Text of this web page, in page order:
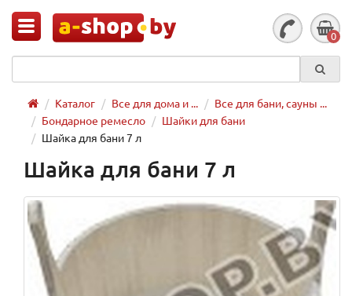
0
Каталог Все для дома и ...
Все для бани, сауны ...
Бондарное ремесло
Шайки для бани
Шайка для бани 7 л
Шайка для бани 7 л